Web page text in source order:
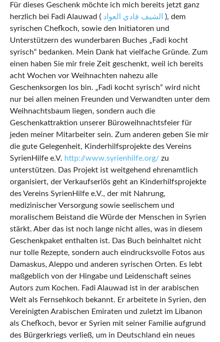
Für dieses Geschenk möchte ich mich bereits jetzt ganz
herzlich bei Fadi Alauwad (
), dem
syrischen Chefkoch, sowie den Initiatoren und
Unterstützern des wunderbaren Buches „Fadi kocht
syrisch“ bedanken. Mein Dank hat vielfache Gründe. Zum
einen haben Sie mir freie Zeit geschenkt, weil ich bereits
acht Wochen vor Weihnachten nahezu alle
Geschenksorgen los bin. „Fadi kocht syrisch“ wird nicht
nur bei allen meinen Freunden und Verwandten unter dem
Weihnachtsbaum liegen, sondern auch die
Geschenkattraktion unserer Büroweihnachtsfeier für
jeden meiner Mitarbeiter sein. Zum anderen geben Sie mir
die gute Gelegenheit, Kinderhilfsprojekte des Vereins
SyrienHilfe e.V. http://www.syrienhilfe.org/ zu
unterstützen. Das Projekt ist weitgehend ehrenamtlich
organisiert, der Verkaufserlös geht an Kinderhilfsprojekte
des Vereins SyrienHilfe e.V., der mit Nahrung,
medizinischer Versorgung sowie seelischem und
moralischem Beistand die Würde der Menschen in Syrien
stärkt. Aber das ist noch lange nicht alles, was in diesem
Geschenkpaket enthalten ist. Das Buch beinhaltet nicht
nur tolle Rezepte, sondern auch eindrucksvolle Fotos aus
Damaskus, Aleppo und anderen syrischen Orten. Es lebt
maßgeblich von der Hingabe und Leidenschaft seines
Autors zum Kochen. Fadi Alauwad ist in der arabischen
Welt als Fernsehkoch bekannt. Er arbeitete in Syrien, den
Vereinigten Arabischen Emiraten und zuletzt im Libanon
als Chefkoch, bevor er Syrien mit seiner Familie aufgrund
des Bürgerkriegs verließ, um in Deutschland ein neues